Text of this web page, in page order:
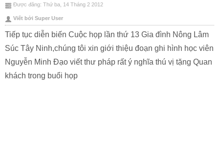
Được đăng: Thứ ba, 14 Tháng 2 2012
Viết bởi Super User
Tiếp tục diễn biến Cuộc họp lần thứ 13 Gia đình Nông Lâm
Súc Tây Ninh,chúng tôi xin giới thiệu đoạn ghi hình học viên
Nguyễn Minh Đạo viết thư pháp rất ý nghĩa thú vị tặng Quan
khách trong buổi họp